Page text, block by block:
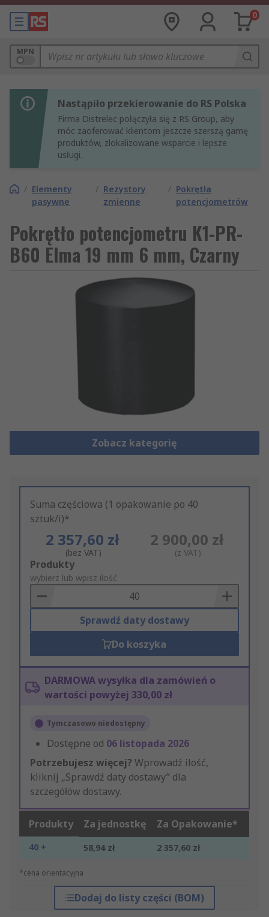
0
MPN
Nastąpiło przekierowanie do RS Polska
Firma Distrelec połączyła się z RS Group, aby
móc zaoferować klientom jeszcze szerszą gamę
produktów, zlokalizowane wsparcie i lepsze
usługi.
/ Elementy
pasywne
/ Rezystory
zmienne
/ Pokrętła
potencjometrów
Pokrętło potencjometru K1-PR-
B60 Elma 19 mm 6 mm, Czarny
Zobacz kategorię
Suma częściowa (1 opakowanie po 40
sztuk/i)*
2 357,60 zł
(bez VAT)
2 900,00 zł
(z VAT)
Add
to
Basket
Produkty
wybierz lub wpisz ilość
Sprawdź daty dostawy
Do koszyka
DARMOWA wysyłka dla zamówień o
wartości powyżej 330,00 zł
Tymczasowo niedostępny
Dostępne od 06 listopada 2026
Potrzebujesz więcej? Wprowadź ilość,
kliknij „Sprawdź daty dostawy” dla
szczegółów dostawy.
Produkty Za jednostkę Za Opakowanie*
40 + 58,94 zł 2 357,60 zł
*cena orientacyjna
Dodaj do listy części (BOM)